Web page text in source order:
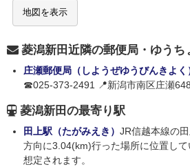
地図を表示
菱潟新田近隣の郵便局・ゆうち
庄瀬郵便局（しようぜゆうびんきよく
☎025-373-2491 📍新潟市南区庄瀬
菱潟新田の最寄り駅
田上駅（たがみえき） JR信越本線の
方向に3.04(km)行った場所に位置し
想定されます。